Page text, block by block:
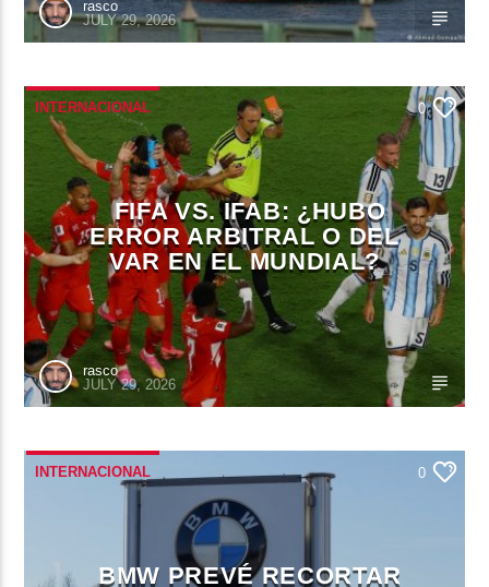
rasco
JULY 29, 2026
INTERNACIONAL 0
FIFA VS. IFAB: ¿HUBO
ERROR ARBITRAL O DEL
VAR EN EL MUNDIAL?
rasco
JULY 29, 2026
INTERNACIONAL 0
BMW PREVÉ RECORTAR